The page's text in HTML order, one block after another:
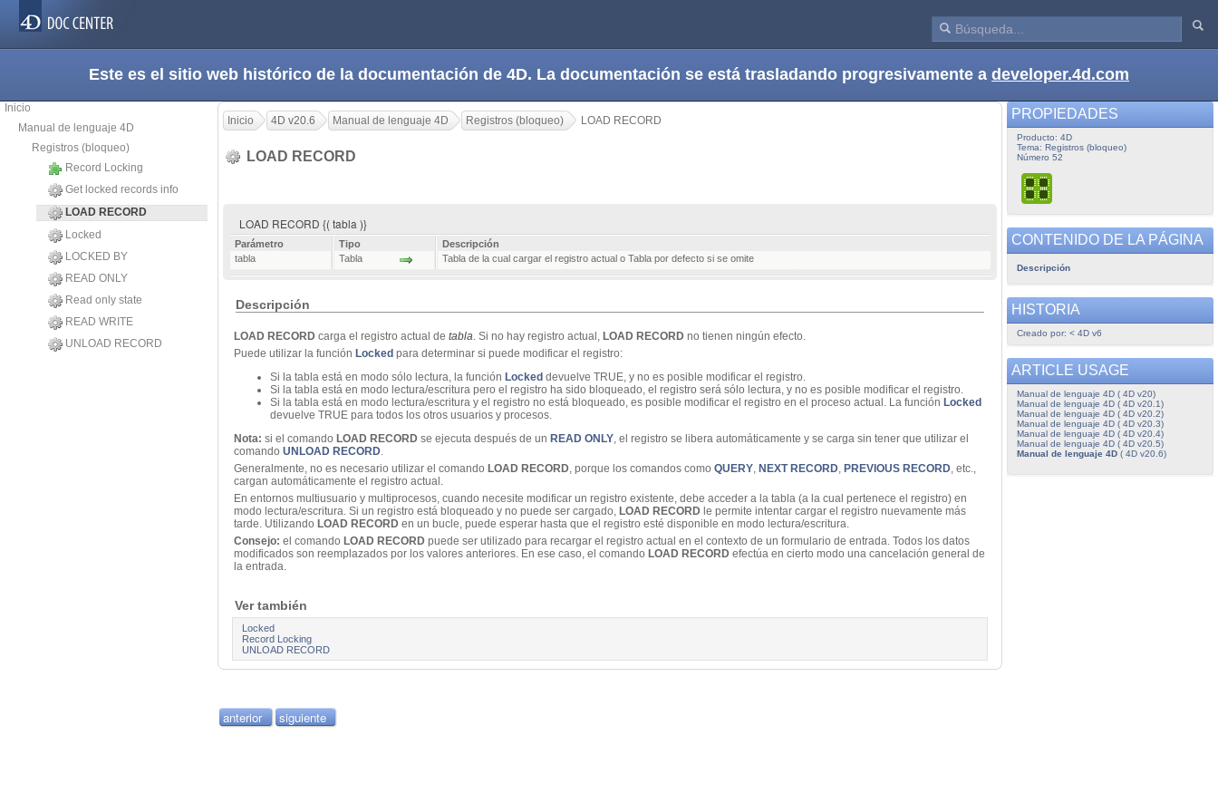
Este es el sitio web histórico de la documentación de 4D. La documentación se está trasladando progresivamente a developer.4d.com
Inicio
Manual de lenguaje 4D
Registros (bloqueo)
Record Locking
Get locked records info
LOAD RECORD
Locked
LOCKED BY
READ ONLY
Read only state
READ WRITE
UNLOAD RECORD
Inicio 4D v20.6 Manual de lenguaje 4D Registros (bloqueo) LOAD RECORD
LOAD RECORD
LOAD RECORD {( tabla )}
Parámetro Tipo
Descripción
tabla
Tabla Tabla de la cual cargar el registro actual o Tabla por defecto si se omite
Descripción
LOAD RECORD carga el registro actual de tabla. Si no hay registro actual, LOAD RECORD no tienen ningún efecto.
Puede utilizar la función Locked para determinar si puede modificar el registro:
Si la tabla está en modo sólo lectura, la función Locked devuelve TRUE, y no es posible modificar el registro.
Si la tabla está en modo lectura/escritura pero el registro ha sido bloqueado, el registro será sólo lectura, y no es posible modificar el registro.
Si la tabla está en modo lectura/escritura y el registro no está bloqueado, es posible modificar el registro en el proceso actual. La función Locked
devuelve TRUE para todos los otros usuarios y procesos.
Nota: si el comando LOAD RECORD se ejecuta después de un READ ONLY, el registro se libera automáticamente y se carga sin tener que utilizar el
comando UNLOAD RECORD.
Generalmente, no es necesario utilizar el comando LOAD RECORD, porque los comandos como QUERY, NEXT RECORD, PREVIOUS RECORD, etc.,
cargan automáticamente el registro actual.
En entornos multiusuario y multiprocesos, cuando necesite modificar un registro existente, debe acceder a la tabla (a la cual pertenece el registro) en
modo lectura/escritura. Si un registro está bloqueado y no puede ser cargado, LOAD RECORD le permite intentar cargar el registro nuevamente más
tarde. Utilizando LOAD RECORD en un bucle, puede esperar hasta que el registro esté disponible en modo lectura/escritura.
Consejo: el comando LOAD RECORD puede ser utilizado para recargar el registro actual en el contexto de un formulario de entrada. Todos los datos
modificados son reemplazados por los valores anteriores. En ese caso, el comando LOAD RECORD efectúa en cierto modo una cancelación general de
la entrada.
Ver también
Locked
Record Locking
UNLOAD RECORD
anterior siguiente
PROPIEDADES
Producto: 4D
Tema: Registros (bloqueo)
Número 52
CONTENIDO DE LA PÁGINA
Descripción
HISTORIA
Creado por: < 4D v6
ARTICLE USAGE
Manual de lenguaje 4D ( 4D v20)
Manual de lenguaje 4D ( 4D v20.1)
Manual de lenguaje 4D ( 4D v20.2)
Manual de lenguaje 4D ( 4D v20.3)
Manual de lenguaje 4D ( 4D v20.4)
Manual de lenguaje 4D ( 4D v20.5)
Manual de lenguaje 4D( 4D v20.6)